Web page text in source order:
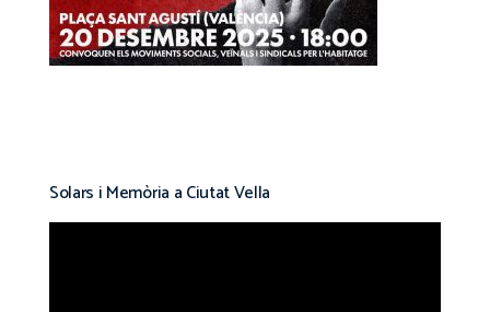
Solars i Memòria a Ciutat Vella